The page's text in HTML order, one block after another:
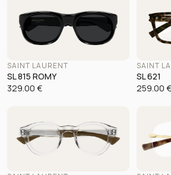
SAINT LAURENT
SL 815 ROMY
329.00 €
SAINT
SL 621
259.00 €